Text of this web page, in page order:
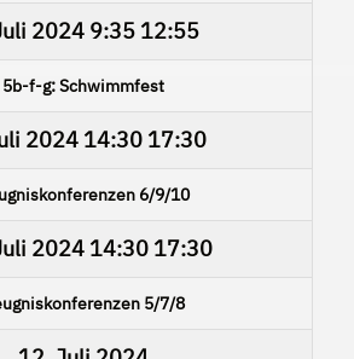
2024 9:35 12:55
5b-f-g: Schwimmfest
202414:30 17:30
6/9/10
2024 14:30 17:30
5/7/8